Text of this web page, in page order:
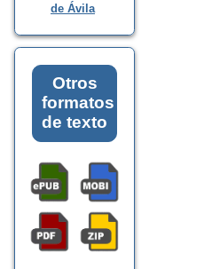
de Ávila
Otros
formatos
de texto